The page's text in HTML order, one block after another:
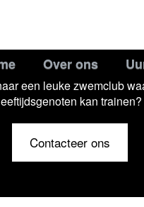
Over ons
een leuke zwemclub
kan trainen?
Contacteer ons